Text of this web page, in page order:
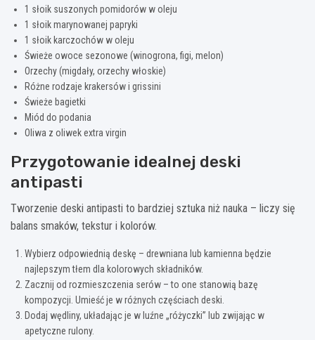
1 słoik suszonych pomidorów w oleju
1 słoik marynowanej papryki
1 słoik karczochów w oleju
Świeże owoce sezonowe (winogrona, figi, melon)
Orzechy (migdały, orzechy włoskie)
Różne rodzaje krakersów i grissini
Świeże bagietki
Miód do podania
Oliwa z oliwek extra virgin
Przygotowanie idealnej deski
antipasti
Tworzenie deski antipasti to bardziej sztuka niż nauka – liczy się
balans smaków, tekstur i kolorów.
Wybierz odpowiednią deskę – drewniana lub kamienna będzie
najlepszym tłem dla kolorowych składników.
Zacznij od rozmieszczenia serów – to one stanowią bazę
kompozycji. Umieść je w różnych częściach deski.
Dodaj wędliny, układając je w luźne „różyczki” lub zwijając w
apetyczne rulony.